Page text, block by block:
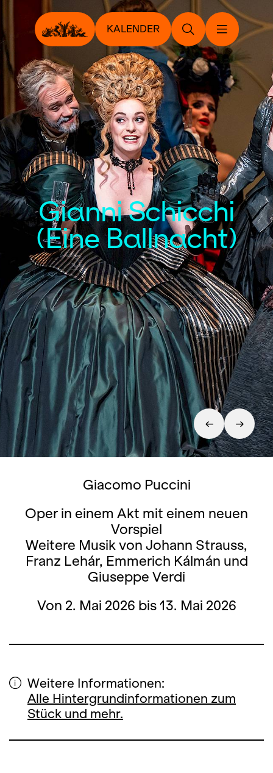
KALENDER
Gianni Schicchi
(Eine Ballnacht)
Giacomo Puccini
Oper in einem Akt mit einem neuen
Vorspiel
Weitere Musik von Johann Strauss,
Franz Lehár, Emmerich Kálmán und
Giuseppe Verdi
Von 2. Mai 2026 bis 13. Mai 2026
Weitere Informationen:
Alle Hintergrundinformationen zum
Stück und mehr.